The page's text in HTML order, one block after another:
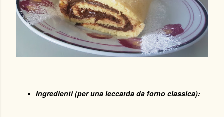
Ingredienti (per una leccarda da forno classica):